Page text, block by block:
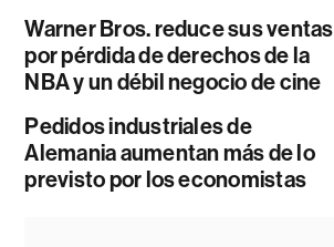
Warner Bros. reduce sus ventas
por pérdida de derechos de la
NBA y un débil negocio de cine
Pedidos industriales de
Alemania aumentan más de lo
previsto por los economistas